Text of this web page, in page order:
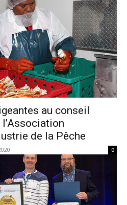
au conseil
de la Pêche
0